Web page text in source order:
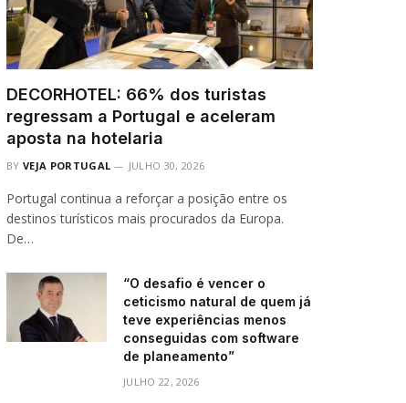
DECORHOTEL: 66% dos turistas
regressam a Portugal e aceleram
aposta na hotelaria
BY VEJA PORTUGAL JULHO 30, 2026
Portugal continua a reforçar a posição entre os
destinos turísticos mais procurados da Europa.
De…
“O desafio é vencer o
ceticismo natural de quem já
teve experiências menos
conseguidas com software
de planeamento”
JULHO 22, 2026